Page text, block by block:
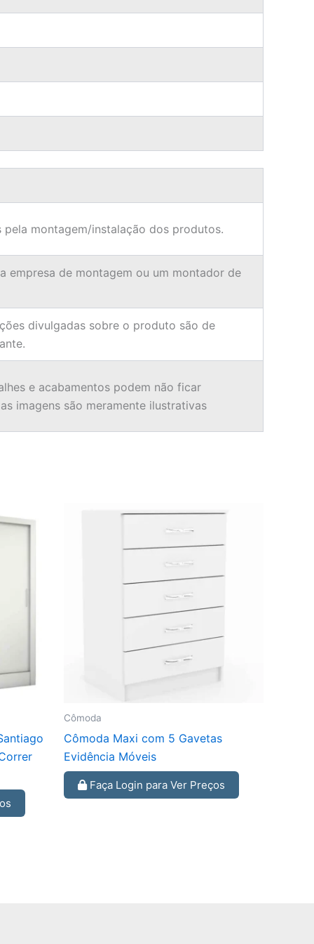
pela montagem/instalação dos produtos.
empresa de montagem ou um montador de
divulgadas sobre o produto são de
e acabamentos podem não ficar
imagens são meramente ilustrativas
Cômoda
Cômoda Maxi com 5 Gavetas
Evidência Móveis
Faça Login para Ver Preços